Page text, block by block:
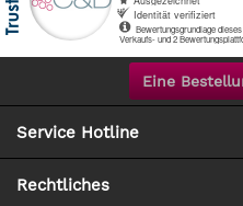
Eine
Service Hotline
Rechtliches